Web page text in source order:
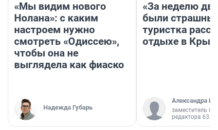
«Мы видим нового
Нолана»: с каким
настроем нужно
смотреть «Одиссею»,
чтобы она не
выглядела как фиаско
Надежда Губарь
«За неделю
были
туристка
отдыхе в
Александра
заместитель
редактора 63.RU